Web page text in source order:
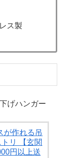
ス製
げハンガー
が作れる吊
リ 【玄関
円以上送